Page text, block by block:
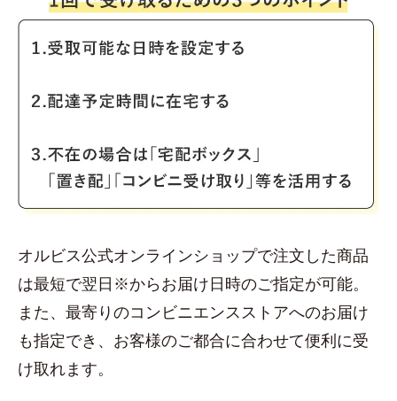
オルビス公式オンラインショップで注文した商品
は最短で翌日※からお届け日時のご指定が可能。
また、最寄りのコンビニエンスストアへのお届け
も指定でき、お客様のご都合に合わせて便利に受
け取れます。